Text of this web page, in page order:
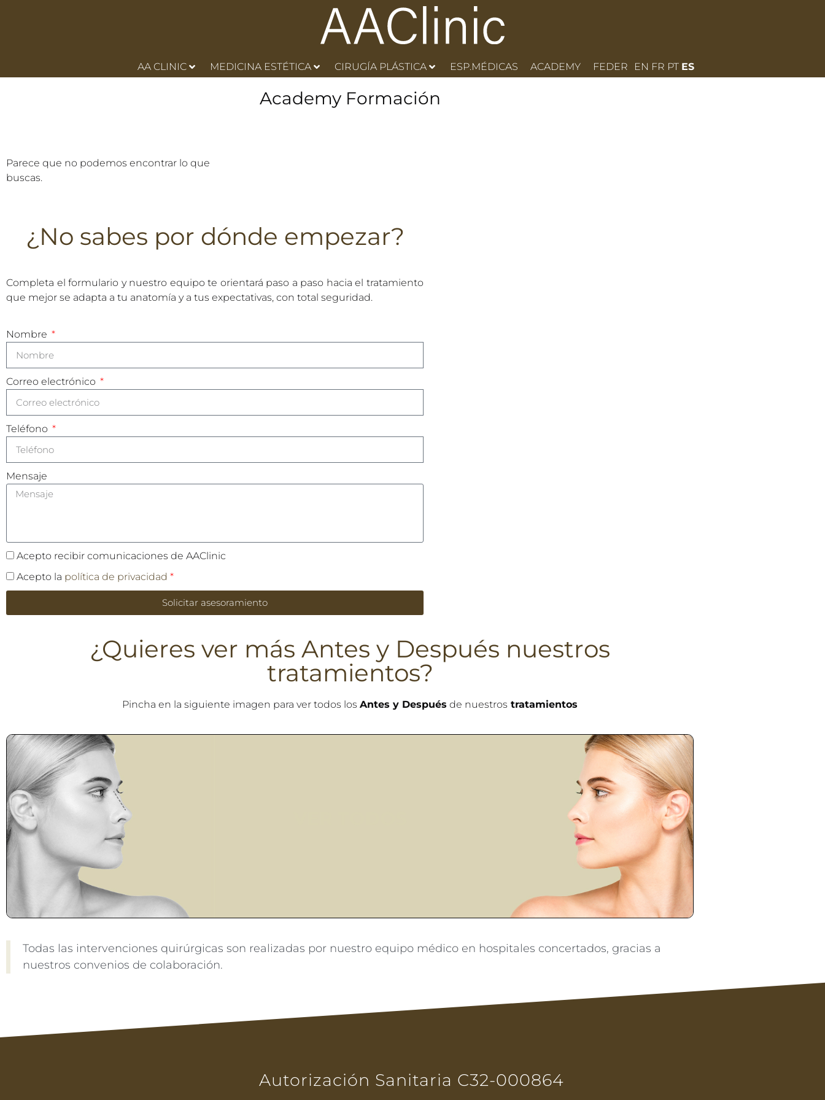
AA CLINIC MEDICINA ESTÉTICA CIRUGÍA PLÁSTICA ESP.MÉDICAS ACADEMY FEDER EN FR PT ES
Academy Formación
Parece que no podemos encontrar lo que
buscas.
¿No sabes por dónde empezar?
Completa el formulario y nuestro equipo te orientará paso a paso hacia el tratamiento
que mejor se adapta a tu anatomía y a tus expectativas, con total seguridad.
Nombre
Correo electrónico
Teléfono
Mensaje
Acepto recibir comunicaciones de AAClinic
Acepto la política de privacidad *
Solicitar asesoramiento
¿Quieres ver más Antes y Después nuestros
tratamientos?
Pincha en la siguiente imagen para ver todos los Antes y Después de nuestros tratamientos
Todas las intervenciones quirúrgicas son realizadas por nuestro equipo médico en hospitales concertados, gracias a
nuestros convenios de colaboración.
Autorización Sanitaria C32-000864